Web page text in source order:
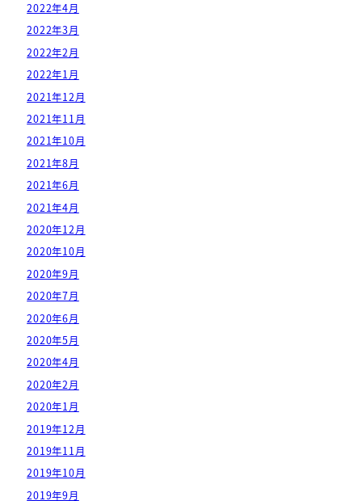
2022年4月
2022年3月
2022年2月
2022年1月
2021年12月
2021年11月
2021年10月
2021年8月
2021年6月
2021年4月
2020年12月
2020年10月
2020年9月
2020年7月
2020年6月
2020年5月
2020年4月
2020年2月
2020年1月
2019年12月
2019年11月
2019年10月
2019年9月